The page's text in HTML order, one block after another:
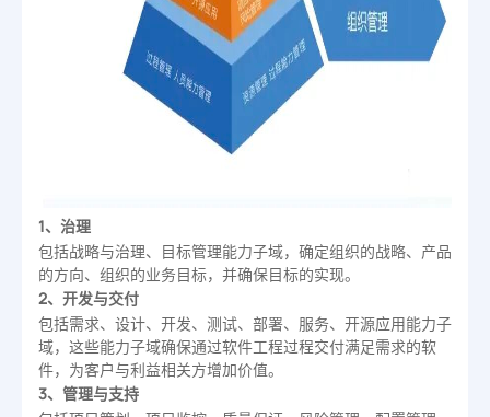
1、治理
包括战略与治理、目标管理能力子域，确定组织的战略、产品
的方向、组织的业务目标，并确保目标的实现。
2、开发与交付
包括需求、设计、开发、测试、部署、服务、开源应用能力子
域，这些能力子域确保通过软件工程过程交付满足需求的软
件，为客户与利益相关方增加价值。
3、管理与支持